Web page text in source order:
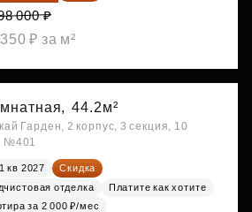
000 ₽
₽ за м²
44.2м²
Гарден, 2 корпус, 3 секция, 10
№401
1 кв 2027
Скидка
отделка
Платите как хотите
за 2 000 ₽/мес